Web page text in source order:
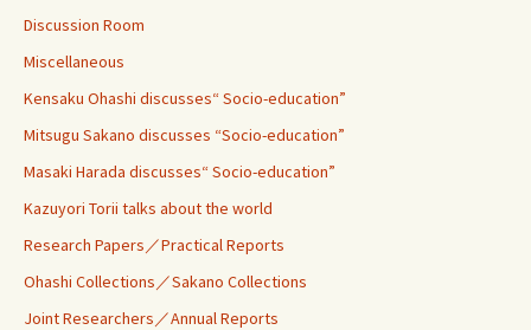
Discussion Room
Miscellaneous
Kensaku Ohashi discusses“ Socio-education”
Mitsugu Sakano discusses “Socio-education”
Masaki Harada discusses“ Socio-education”
Kazuyori Torii talks about the world
Research Papers／Practical Reports
Ohashi Collections／Sakano Collections
Joint Researchers／Annual Reports